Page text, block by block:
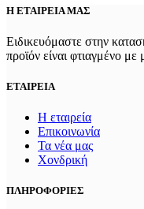
Η ΕΤΑΙΡΕΙΑ ΜΑΣ
Ειδικευόμαστε στην
προϊόν είναι φτιαγμένο
ΕΤΑΙΡΕΙΑ
Η εταιρεία
Επικοινωνία
Τα νέα μας
Χονδρική
ΠΛΗΡΟΦΟΡΙΕΣ